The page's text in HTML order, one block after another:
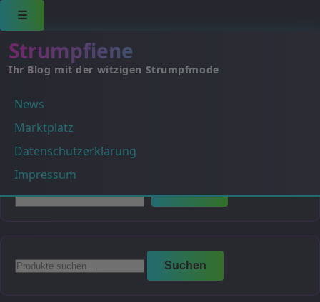
☰
Strumpfiene
Ihr Blog mit der witzigen Strumpfmode
News
Marktplatz
Datenschutzerklärung
Impressum
Es wurden keine Produkte gefunden, die deiner
Auswahl entsprechen.
Suchen
Suchen
nach:
Suchen